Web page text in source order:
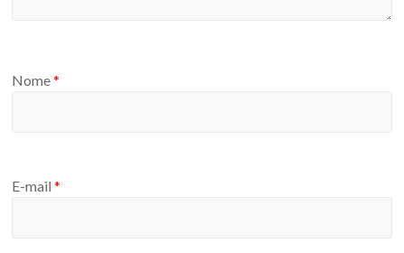
Nome*
E-mail*